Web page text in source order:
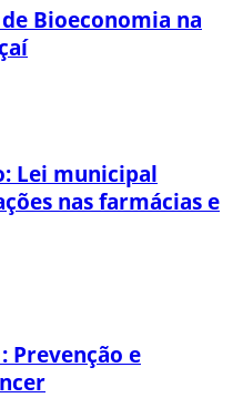
Bioeconomia na
Lei municipal
nas farmácias e
Prevenção e